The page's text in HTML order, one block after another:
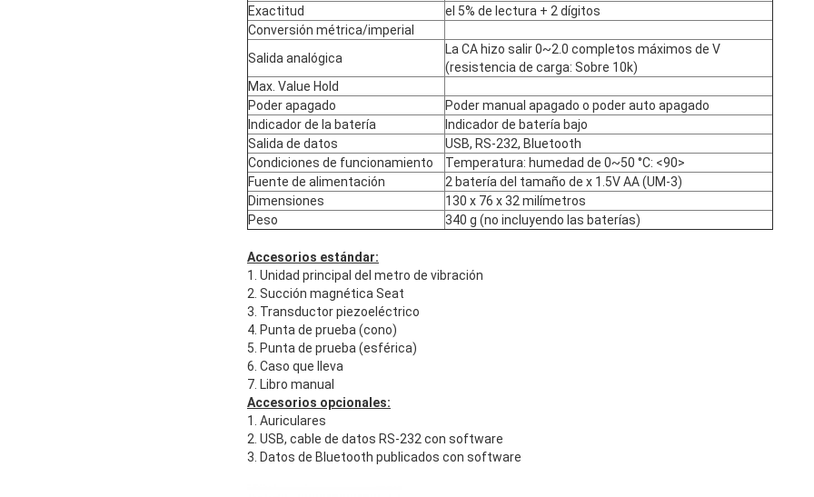
Exactitud
el 5% de lectura + 2 dígitos
Conversión métrica/imperial
Salida analógica
La CA hizo salir 0~2.0 completos máximos de V
(resistencia de carga: Sobre 10k)
Max. Value Hold
Poder apagado
Poder manual apagado o poder auto apagado
Indicador de la batería
Indicador de batería bajo
Salida de datos
USB, RS-232, Bluetooth
Condiciones de funcionamiento
Temperatura: humedad de 0~50 °C: <90>
Fuente de alimentación
2 batería del tamaño de x 1.5V AA (UM-3)
Dimensiones
130 x 76 x 32 milímetros
Peso
340 g (no incluyendo las baterías)
Accesorios estándar:
1. Unidad principal del metro de vibración
2. Succión magnética Seat
3. Transductor piezoeléctrico
4. Punta de prueba (cono)
5. Punta de prueba (esférica)
6. Caso que lleva
7. Libro manual
Accesorios opcionales:
1. Auriculares
2. USB, cable de datos RS-232 con software
3. Datos de Bluetooth publicados con software